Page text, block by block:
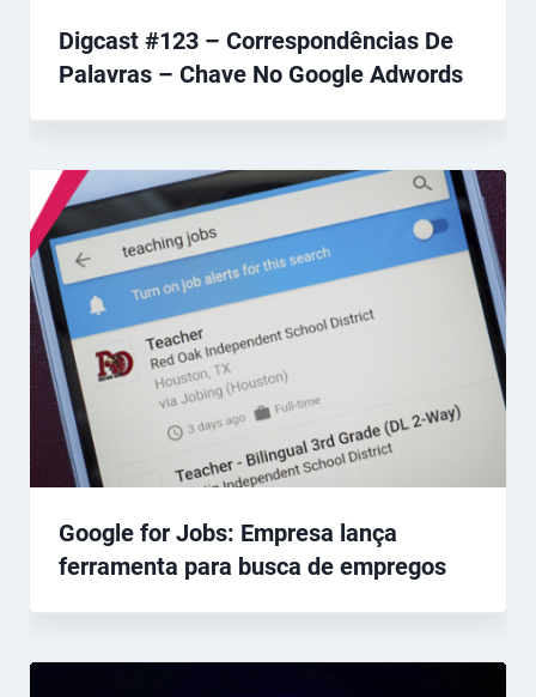
Digcast #123 – Correspondências De
Palavras – Chave No Google Adwords
Google for Jobs: Empresa lança
ferramenta para busca de empregos